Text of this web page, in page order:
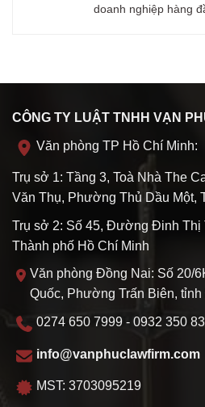
doanh nghiệp hàng
CÔNG TY LUẬT TNHH VẠN
Văn phòng TP Hồ Chí Minh:
Trụ sở 1: Tầng 3, Toà Nhà The
Văn Thụ, Phường Thủ Dầu Một,
Trụ sở 2: Số 45, Đường Đinh Thị
Thành phố Hồ Chí Minh
Văn phòng Đồng Nai: Số 20/
Quốc, Phường Trấn Biên,
0274 650 7999 - 0932 350
info@vanphuclawfirm.com
MST: 3703095219